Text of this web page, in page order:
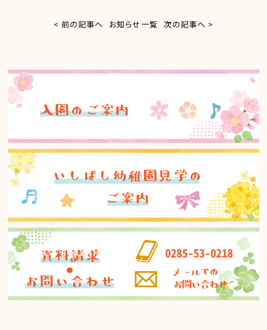
< 前の記事へ お知らせ一覧 次の記事へ >